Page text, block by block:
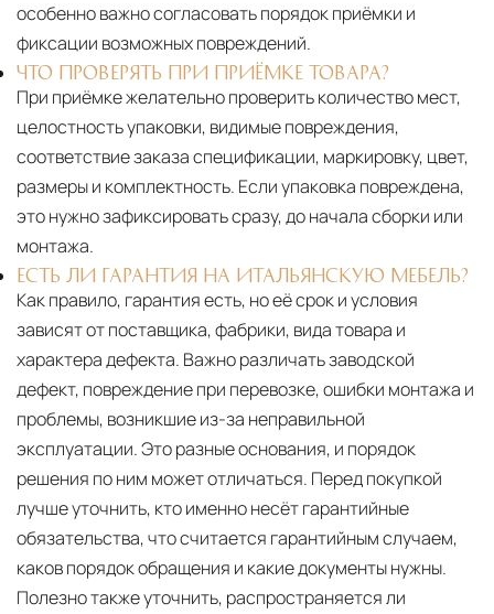
особенно важно согласовать порядок приёмки и
фиксации возможных повреждений.
ЧТО ПРОВЕРЯТЬ ПРИ ПРИЁМКЕ ТОВАРА?
При приёмке желательно проверить количество мест,
целостность упаковки, видимые повреждения,
соответствие заказа спецификации, маркировку, цвет,
размеры и комплектность. Если упаковка повреждена,
это нужно зафиксировать сразу, до начала сборки или
монтажа.
ЕСТЬ ЛИ ГАРАНТИЯ НА ИТАЛЬЯНСКУЮ МЕБЕЛЬ?
Как правило, гарантия есть, но её срок и условия
зависят от поставщика, фабрики, вида товара и
характера дефекта. Важно различать заводской
дефект, повреждение при перевозке, ошибки монтажа и
проблемы, возникшие из-за неправильной
эксплуатации. Это разные основания, и порядок
решения по ним может отличаться. Перед покупкой
лучше уточнить, кто именно несёт гарантийные
обязательства, что считается гарантийным случаем,
каков порядок обращения и какие документы нужны.
Полезно также уточнить, распространяется ли